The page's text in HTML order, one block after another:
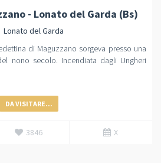
- Lonato del Garda (Bs)
Lonato del Garda
di Maguzzano sorgeva presso una
nono secolo. Incendiata dagli Ungheri
DA VISITARE...
3846 X